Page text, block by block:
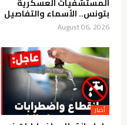
بتونس.. الأسماء والتفاصيل
August 06, 2026
أخبار